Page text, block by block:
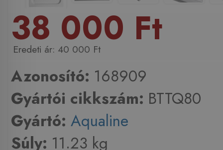
38 000 Ft
40 000 Ft
Azonosító: 168909
Gyártói cikkszám: BTTQ80
Gyártó: Aqualine
Súly: 11.23 kg